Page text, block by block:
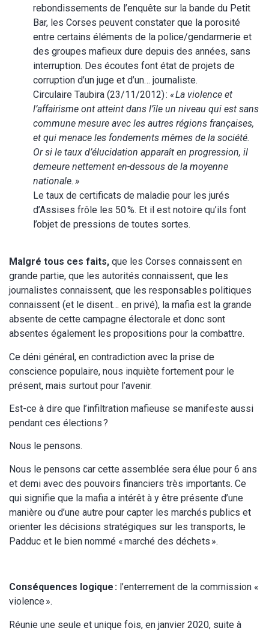
rebondissements de l’enquête sur la bande du Petit
Bar, les Corses peuvent constater que la porosité
entre certains éléments de la police/gendarmerie et
des groupes mafieux dure depuis des années, sans
interruption. Des écoutes font état de projets de
corruption d’un juge et d’un… journaliste.
Circulaire Taubira (23/11/2012) : « La violence et
l’affairisme ont atteint dans l’île un niveau qui est sans
commune mesure avec les autres régions françaises,
et qui menace les fondements mêmes de la société.
Or si le taux d’élucidation apparaît en progression, il
demeure nettement en-dessous de la moyenne
nationale. »
Le taux de certificats de maladie pour les jurés
d’Assises frôle les 50 %. Et il est notoire qu’ils font
l’objet de pressions de toutes sortes.
Malgré tous ces faits, que les Corses connaissent en
grande partie, que les autorités connaissent, que les
journalistes connaissent, que les responsables politiques
connaissent (et le disent… en privé), la mafia est la grande
absente de cette campagne électorale et donc sont
absentes également les propositions pour la combattre.
Ce déni général, en contradiction avec la prise de
conscience populaire, nous inquiète fortement pour le
présent, mais surtout pour l’avenir.
Est-ce à dire que l’infiltration mafieuse se manifeste aussi
pendant ces élections ?
Nous le pensons.
Nous le pensons car cette assemblée sera élue pour 6 ans
et demi avec des pouvoirs financiers très importants. Ce
qui signifie que la mafia a intérêt à y être présente d’une
manière ou d’une autre pour capter les marchés publics et
orienter les décisions stratégiques sur les transports, le
Padduc et le bien nommé « marché des déchets ».
Conséquences logique : l’enterrement de la commission «
violence ».
Réunie une seule et unique fois, en janvier 2020, suite à